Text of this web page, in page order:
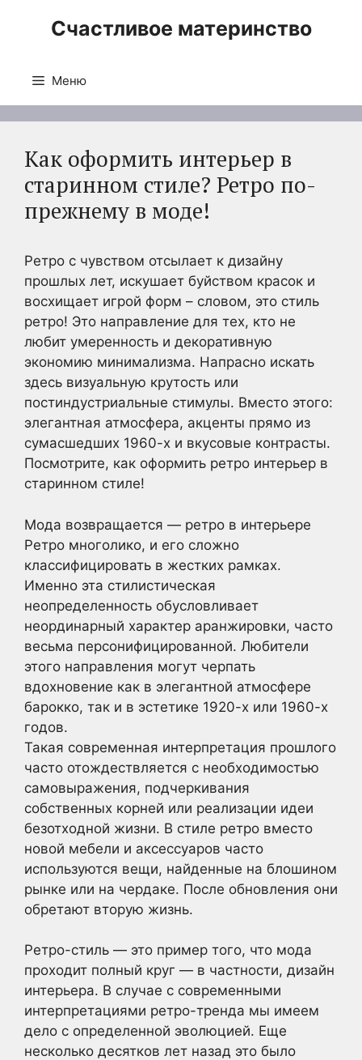
Счастливое материнство
Меню
Как оформить интерьер в
старинном стиле? Ретро по-
прежнему в моде!
Ретро с чувством отсылает к дизайну
прошлых лет, искушает буйством красок и
восхищает игрой форм – словом, это стиль
ретро! Это направление для тех, кто не
любит умеренность и декоративную
экономию минимализма. Напрасно искать
здесь визуальную крутость или
постиндустриальные стимулы. Вместо этого:
элегантная атмосфера, акценты прямо из
сумасшедших 1960-х и вкусовые контрасты.
Посмотрите, как оформить ретро интерьер в
старинном стиле!
Мода возвращается — ретро в интерьере
Ретро многолико, и его сложно
классифицировать в жестких рамках.
Именно эта стилистическая
неопределенность обусловливает
неординарный характер аранжировки, часто
весьма персонифицированной. Любители
этого направления могут черпать
вдохновение как в элегантной атмосфере
барокко, так и в эстетике 1920-х или 1960-х
годов.
Такая современная интерпретация прошлого
часто отождествляется с необходимостью
самовыражения, подчеркивания
собственных корней или реализации идеи
безотходной жизни. В стиле ретро вместо
новой мебели и аксессуаров часто
используются вещи, найденные на блошином
рынке или на чердаке. После обновления они
обретают вторую жизнь.
Ретро-стиль — это пример того, что мода
проходит полный круг — в частности, дизайн
интерьера. В случае с современными
интерпретациями ретро-тренда мы имеем
дело с определенной эволюцией. Еще
несколько десятков лет назад это было